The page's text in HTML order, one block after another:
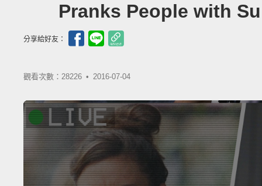
Pranks People with
分享給好友：
觀看次數：28226 • 2016-07-04